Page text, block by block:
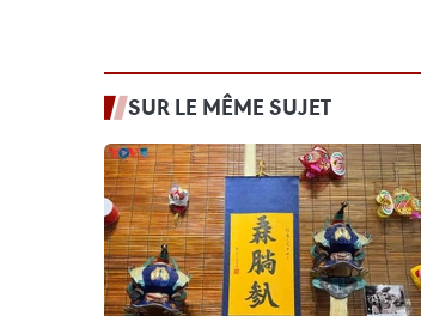
SUR LE MÊME SUJET